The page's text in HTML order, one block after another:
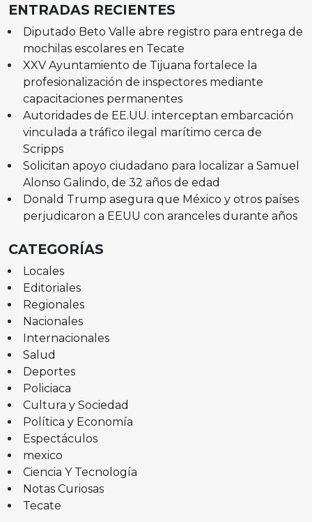
ENTRADAS RECIENTES
Diputado Beto Valle abre registro para entrega de
mochilas escolares en Tecate
XXV Ayuntamiento de Tijuana fortalece la
profesionalización de inspectores mediante
capacitaciones permanentes
Autoridades de EE.UU. interceptan embarcación
vinculada a tráfico ilegal marítimo cerca de
Scripps
Solicitan apoyo ciudadano para localizar a Samuel
Alonso Galindo, de 32 años de edad
Donald Trump asegura que México y otros países
perjudicaron a EEUU con aranceles durante años
CATEGORÍAS
Locales
Editoriales
Regionales
Nacionales
Internacionales
Salud
Deportes
Policiaca
Cultura y Sociedad
Política y Economía
Espectáculos
mexico
Ciencia Y Tecnología
Notas Curiosas
Tecate